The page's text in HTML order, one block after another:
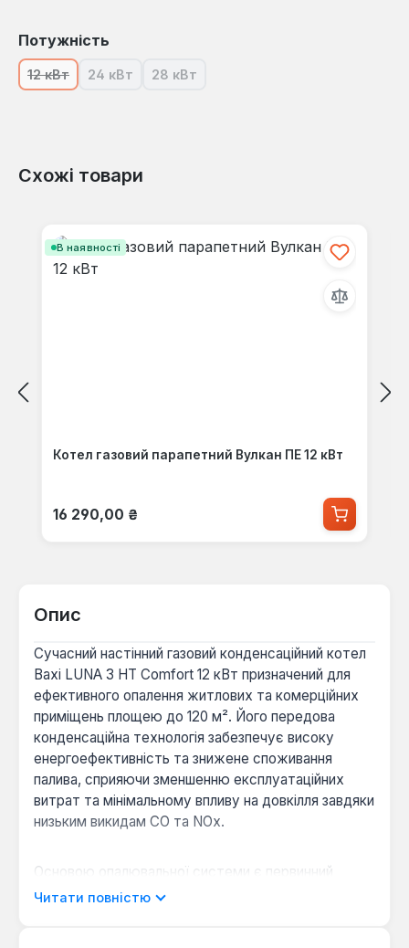
Виберіть
Потужність
12 кВт(Ця опція наразі недоступна.)
24 кВт(Ця опція наразі недоступна.)
28 кВт(Ця опція наразі недоступна.)
Схожі товари
В наявності
Котел газовий парапетний Вулкан ПЕ 12 кВт
Звичайна ціна:
16 290,00 ₴
Опис
Сучасний настінний газовий конденсаційний котел
Baxi LUNA 3 HT Comfort 12 кВт призначений для
ефективного опалення житлових та комерційних
приміщень площею до 120 м². Його передова
конденсаційна технологія забезпечує високу
енергоефективність та знижене споживання
палива, сприяючи зменшенню експлуатаційних
витрат та мінімальному впливу на довкілля завдяки
низьким викидам CO та NOx.
Основою опалювальної системи є первинний
теплообмінник, виготовлений з високоякісної
Читати повністю